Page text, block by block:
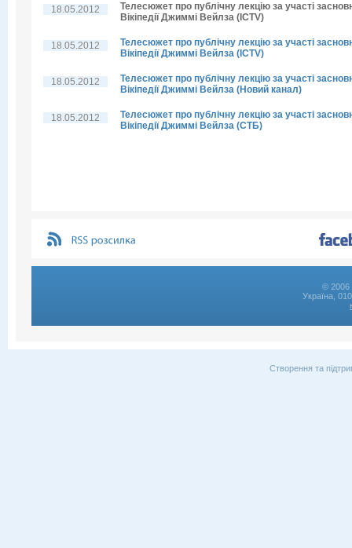
18.05.2012
Телесюжет про публічну лекцію за участі
Вікіпедії Джиммі Вейлза (ICTV)
18.05.2012
Телесюжет про публічну лекцію за участі
Вікіпедії Джиммі Вейлза (ICTV)
18.05.2012
Телесюжет про публічну лекцію за участі
Вікіпедії Джиммі Вейлза (Новий канал)
18.05.2012
Телесюжет про публічну лекцію за участі
Вікіпедії Джиммі Вейлза (СТБ)
© 2006
Україна,
Створення та